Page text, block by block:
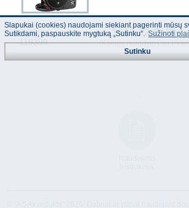
Kodas :
119399
1011.22 EUR
(Kainos nurodytos su PVM)
Slapukai (cookies) naudojami siekiant pagerinti mūsų
Sutikdami, paspauskite mygtuką „Sutinku“. Sužinoti
Sutinku